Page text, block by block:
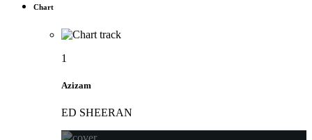
Chart
1
Azizam
ED SHEERAN